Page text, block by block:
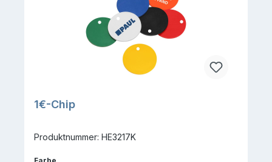
1€-Chip
Produktnummer: HE3217K